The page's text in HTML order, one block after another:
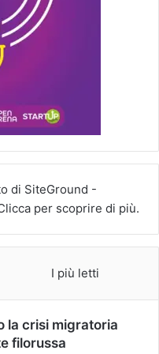
I più letti
la crisi migratoria
filorussa